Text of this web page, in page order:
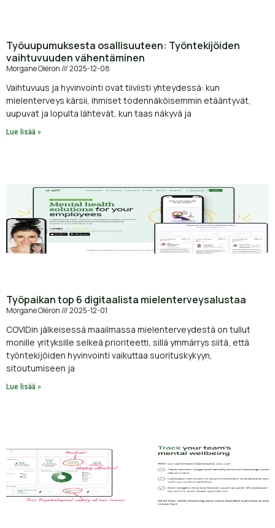
Työuupumuksesta osallisuuteen: Työntekijöiden
vaihtuvuuden vähentäminen
Morgane Oléron 2025-12-08
Vaihtuvuus ja hyvinvointi ovat tiiviisti yhteydessä: kun
mielenterveys kärsii, ihmiset todennäköisemmin etääntyvät,
uupuvat ja lopulta lähtevät, kun taas näkyvä ja
Lue lisää »
Työpaikan top 6 digitaalista mielenterveysalustaa
Morgane Oléron 2025-12-01
COVIDin jälkeisessä maailmassa mielenterveydestä on tullut
monille yrityksille selkeä prioriteetti, sillä ymmärrys siitä, että
työntekijöiden hyvinvointi vaikuttaa suorituskykyyn,
sitoutumiseen ja
Lue lisää »